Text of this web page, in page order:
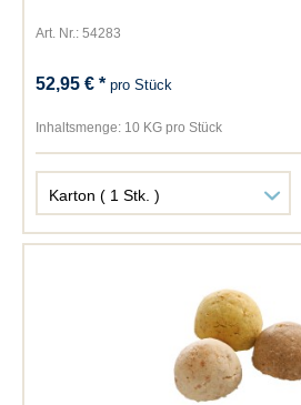
Art. Nr.: 54283
52,95 € *pro Stück
Inhaltsmenge: 10 KG pro Stück